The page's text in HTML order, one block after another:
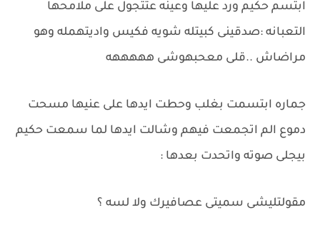
ابتسم حكيم ورد عليها وعينه عتتجول على ملامحها
التعبانه :صدقينى كبيتله شويه فكيس واديتهمله وهو
مراضاش ..قلى معحبهوشى هههههه
جماره ابتسمت بغلب وحطت ايدها على عنيها مسحت
دموع الم اتجمعت فيهم وشالت ايدها لما سمعت حكيم
بيجلى صوته واتحدت بعدها :
مقولتليشى سميتى عصافيرك ولا لسه ؟